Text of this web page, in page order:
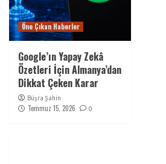
Öne Çıkan Haberler
Google’ın Yapay Zekâ
Özetleri İçin Almanya’dan
Dikkat Çeken Karar
Büşra Şahin
Temmuz 15, 2026 0